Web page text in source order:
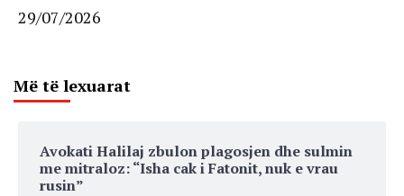
29/07/2026
Më të lexuarat
Avokati Halilaj zbulon plagosjen dhe sulmin
me mitraloz: “Isha cak i Fatonit, nuk e vrau
rusin”